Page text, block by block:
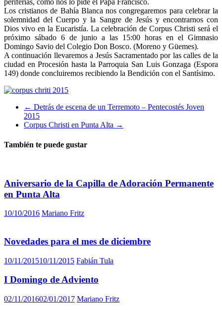
periferias, como nos lo pide el Papa Francisco.
Los cristianos de Bahía Blanca nos congregaremos para celebrar la
solemnidad del Cuerpo y la Sangre de Jesús y encontrarnos con
Dios vivo en la Eucaristía. La celebración de Corpus Christi será el
próximo sábado 6 de junio a las 15:00 horas en el Gimnasio
Domingo Savio del Colegio Don Bosco. (Moreno y Güemes).
A continuación llevaremos a Jesús Sacramentado por las calles de la
ciudad en Procesión hasta la Parroquia San Luis Gonzaga (Espora
149) donde concluiremos recibiendo la Bendición con el Santísimo.
← Detrás de escena de un Terremoto – Pentecostés Joven
2015
Corpus Christi en Punta Alta →
También te puede gustar
Aniversario de la Capilla de Adoración Permanente
en Punta Alta
10/10/2016 Mariano Fritz
Novedades para el mes de diciembre
10/11/201510/11/2015 Fabián Tula
I Domingo de Adviento
02/11/201602/01/2017 Mariano Fritz